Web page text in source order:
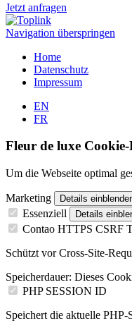
Jetzt anfragen
Navigation überspringen
Home
Datenschutz
Impressum
EN
FR
Fleur de luxe Cookie-
Um die Webseite optimal
Marketing Details
Essenziell Details
Contao HTTPS CSRF
Schützt vor Cross-Site-
Speicherdauer: Dieses
PHP SESSION ID
Speichert die aktuelle PHP-